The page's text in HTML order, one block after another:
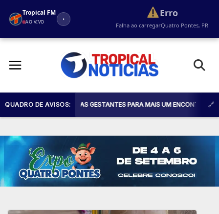
Tropical FM
AO VIVO
Erro
Falha ao carregarQuatro Pontes, PR
QUADRO DE AVISOS:
TODAS AS GESTANTES PARA MAIS UM ENCONTRO DO